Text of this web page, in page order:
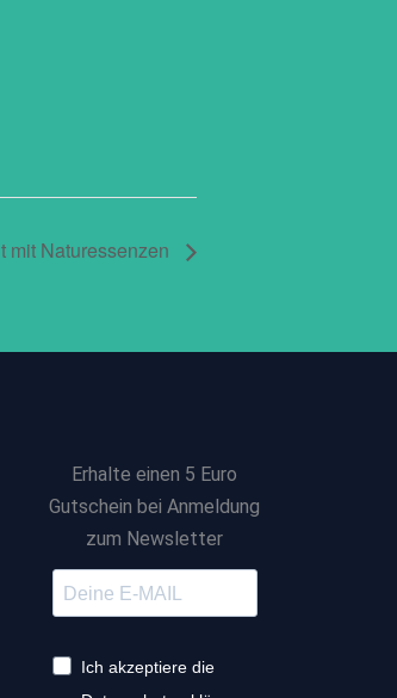
mit Naturessenzen
Erhalte einen 5 Euro
Gutschein bei Anmeldung
zum Newsletter
Ich akzeptiere die